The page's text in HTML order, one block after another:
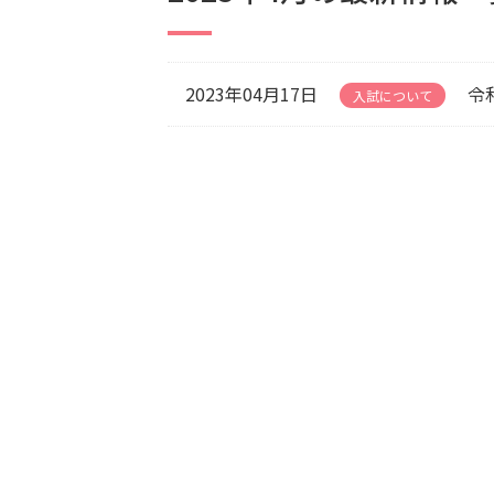
2023年04月17日 入試について 令